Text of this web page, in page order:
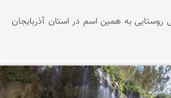
روستایی به همین اسم در استان آذربایجان